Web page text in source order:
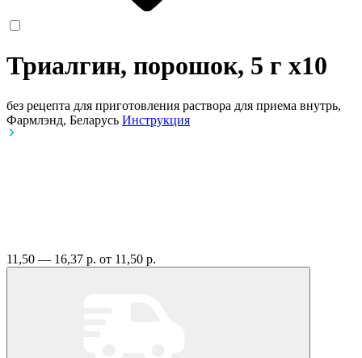
Триалгин, порошок, 5 г x10
без рецепта для приготовления раствора для приема внутрь,
Фармлэнд, Беларусь Инструкция
11,50 — 16,37 р. от 11,50 р.